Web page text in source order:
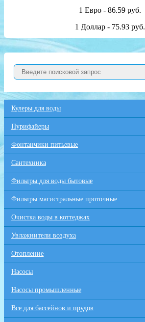
1 Евро - 86.59 руб.
1 Доллар - 75.93 руб.
Кулеры для воды
Пурифайеры
Фонтанчики питьевые
Сантехника
Фильтры для воды бытовые
Фильтры магистральные проточные
Очистка воды в коттеджах
Увлажнители воздуха
Отопление
Насосы
Насосы промышленные
Все для бaссейнов и прудов